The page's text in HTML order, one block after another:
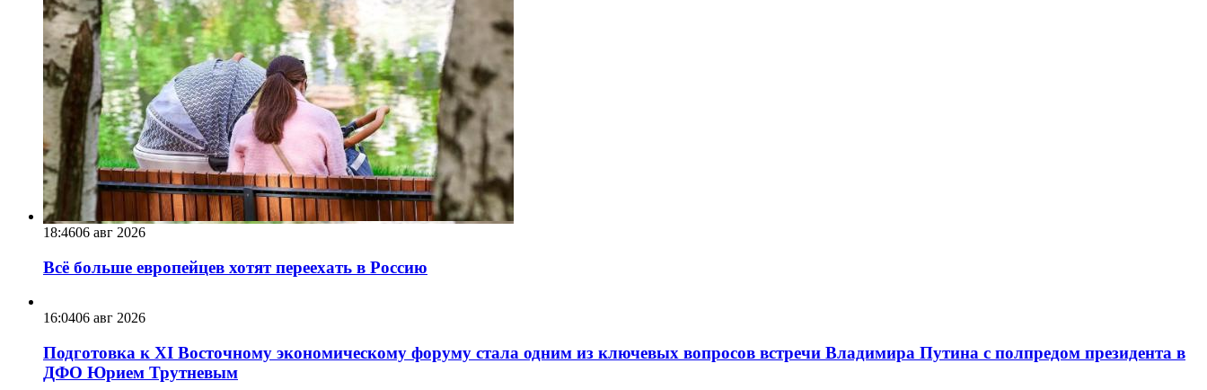
18:4606 авг 2026
Всё больше европейцев хотят переехать в Россию
16:0406 авг 2026
Подготовка к XI Восточному экономическому форуму стала одним из ключевых вопросов встречи Владимира Путина с полпредом президента в
ДФО Юрием Трутневым